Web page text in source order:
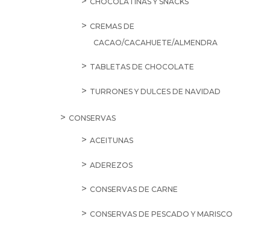
CREMAS DE
CACAO/CACAHUETE/ALMENDRA
TABLETAS DE CHOCOLATE
TURRONES Y DULCES DE NAVIDAD
CONSERVAS
ACEITUNAS
ADEREZOS
CONSERVAS DE CARNE
CONSERVAS DE PESCADO Y MARISCO